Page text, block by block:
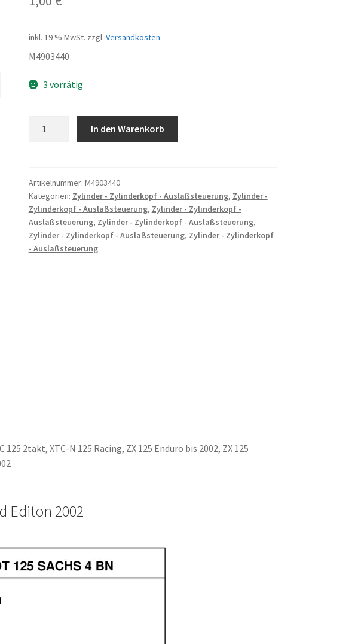
inkl. 19 % MwSt. zzgl. Versandkosten
M4903440
3 vorrätig
Menge
In den Warenkorb
Artikelnummer: M4903440
Kategorien: Zylinder - Zylinderkopf - Auslaßsteuerung, Zylinder -
Zylinderkopf - Auslaßsteuerung, Zylinder - Zylinderkopf -
Auslaßsteuerung, Zylinder - Zylinderkopf - Auslaßsteuerung,
Zylinder - Zylinderkopf - Auslaßsteuerung, Zylinder - Zylinderkopf
- Auslaßsteuerung
2takt, XTC-N 125 Racing, ZX 125 Enduro bis 2002, ZX 125
Editon 2002